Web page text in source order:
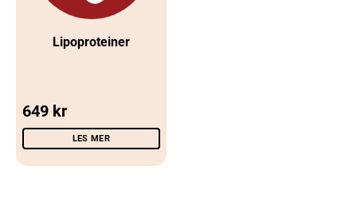
Lipoproteiner
649 kr
LES MER